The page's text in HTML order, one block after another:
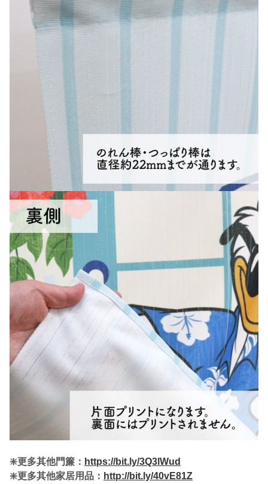
❇️更多其他門簾： https://bit.ly/3Q3lWud
❇️更多其他家居用品： http://bit.ly/40vE81Z